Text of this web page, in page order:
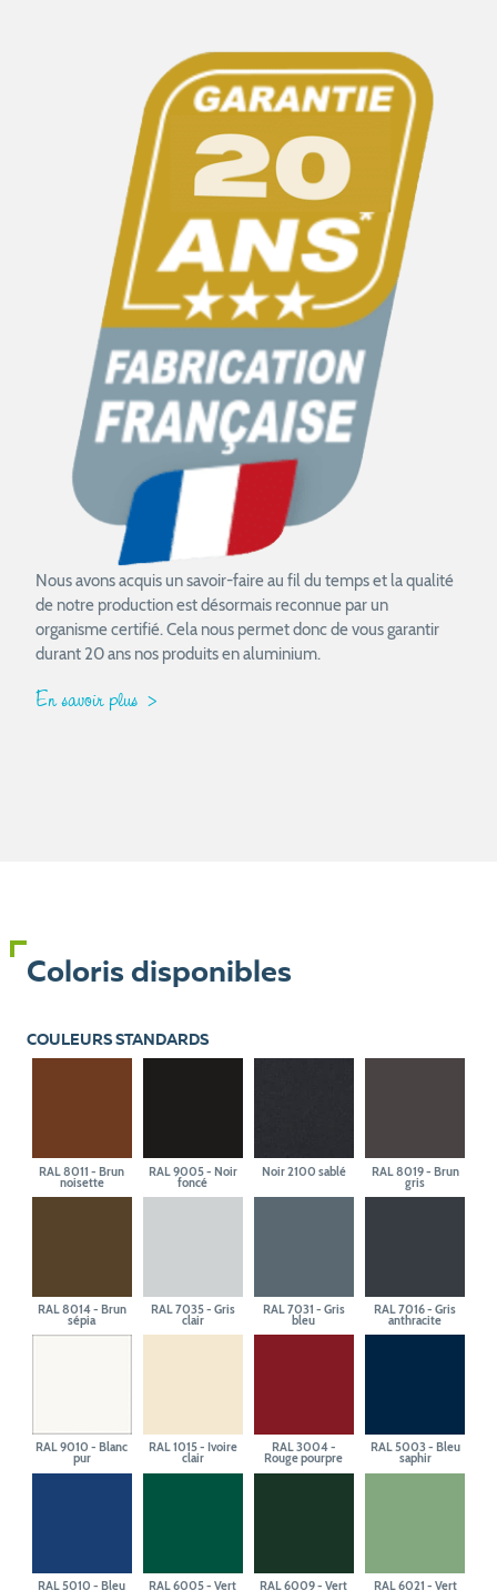
Nous avons acquis un savoir-faire au fil du temps et la qualité
de notre production est désormais reconnue par un
organisme certifié. Cela nous permet donc de vous garantir
durant 20 ans nos produits en aluminium.
En savoir plus
Coloris disponibles
COULEURS STANDARDS
RAL 8011 - Brun
noisette
RAL 9005 - Noir
foncé
Noir 2100 sablé RAL 8019 - Brun
gris
RAL 8014 - Brun
sépia
RAL 7035 - Gris
clair
RAL 7031 - Gris
bleu
RAL 7016 - Gris
anthracite
RAL 9010 - Blanc
pur
RAL 1015 - Ivoire
clair
RAL 3004 -
Rouge pourpre
RAL 5003 - Bleu
saphir
RAL 5010 - Bleu RAL 6005 - Vert RAL 6009 - Vert RAL 6021 - Vert